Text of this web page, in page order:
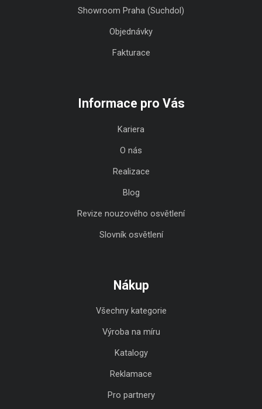
Showroom Praha (Suchdol)
Objednávky
Fakturace
Informace pro Vás
Kariera
O nás
Realizace
Blog
Revize nouzového osvětlení
Slovník osvětlení
Nákup
Všechny kategorie
Výroba na míru
Katalogy
Reklamace
Pro partnery